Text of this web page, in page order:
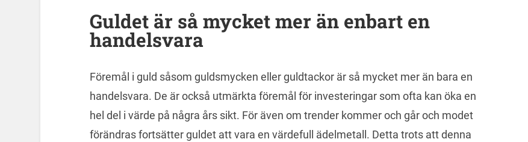
Guldet är så mycket mer än enbart en
handelsvara
Föremål i guld såsom guldsmycken eller guldtackor är så mycket mer än bara en
handelsvara. De är också utmärkta föremål för investeringar som ofta kan öka en
hel del i värde på några års sikt. För även om trender kommer och går och modet
förändras fortsätter guldet att vara en värdefull ädelmetall. Detta trots att denna